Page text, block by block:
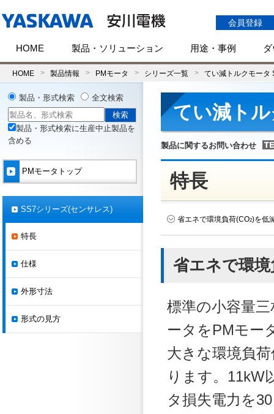
会員登録
HOME 製品・ソリューション 用途・事例
HOME 製品情報 PMモータ シリーズ一覧 てい減トルクモータ
てい減ト
製品に関するお問い合わせ
特長
省エネで環境負荷(CO2)を低
省エネで環
標準の小容量
ータをPMモー
大きな環境負
ります。11kW
タ損失電力を
製品・形式検索 全文検索
製品・形式検索に生産中止製品を
含める
PMモータトップ
SS7シリーズ(センサレス)
特長
仕様
外形寸法
形式の見方